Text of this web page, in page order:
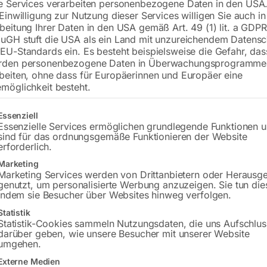
/ 35% ED), ‘Messing’
ca. 2 - 3 Tage
inkl. MwSt.
zzgl.Versandkosten
Lieferzeit:
ca. 2 - 3 Tage
orig. FIX Größe
100% ED
Services verarbeiten personenbezogene Daten in den
zur Nutzung dieser Services willigen Sie auch
Ihrer Daten in den USA gemäß Art. 49 (1) lit. a
stuft die USA als ein Land mit unzureichendem
Standards ein. Es besteht beispielsweise die Gefahr,
personenbezogene Daten in
ohne dass für Europäerinnen und Europäer eine
besteht.
eine Liste der Service-Gruppen, für die eine Einwilligung erteilt
Services ermöglichen grundlegende Funktionen
für das ordnungsgemäße Funktionieren der Website
Services werden von Drittanbietern oder
um personalisierte Werbung anzuzeigen. Sie tun
sie Besucher über Websites hinweg verfolgen.
Cookies sammeln Nutzungsdaten, die uns
geben, wie unsere Besucher mit unserer Website
Medien